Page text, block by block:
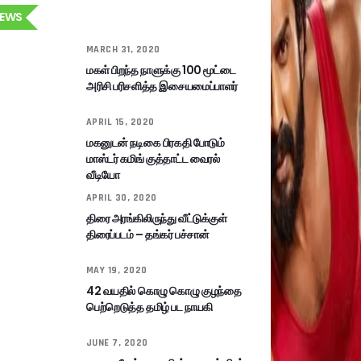
MARCH 31, 2020
மகள் பிறந்த நாளுக்கு 100 மூட்டை
அரிசி பரிசளித்த இசையமைப்பாளர்
APRIL 15, 2020
மகனுடன் நடிகை பிரகதி போடும்
மாஸ்டர் கமிங் குத்தாட்ட வைரல்
வீடியோ
APRIL 30, 2020
திரை அரங்கிலிருந்து வீட்டுக்குள்
திரைப்படம் – தங்கர் பச்சான்
MAY 19, 2020
42 வயதில் கொழு கொழு குழந்தை
பெற்றெடுத்த தமிழ் பட நாயகி
JUNE 7, 2020